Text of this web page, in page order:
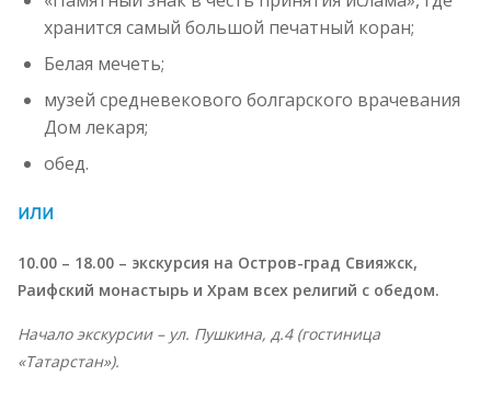
хранится самый большой печатный коран;
Белая мечеть;
музей средневекового болгарского врачевания
Дом лекаря;
обед.
или
10.00 – 18.00 – экскурсия на Остров-град Свияжск,
Раифский монастырь и Храм всех религий с обедом.
Начало экскурсии – ул. Пушкина, д.4 (гостиница
«Татарстан»).